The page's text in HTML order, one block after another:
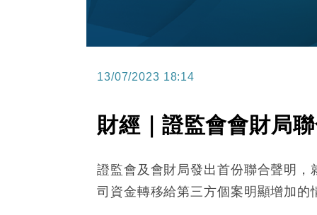
13/07/2023 18:14
財經｜證監會會財局
證監會及會財局發出首份聯合聲明
司資金轉移給第三方個案明顯增加的